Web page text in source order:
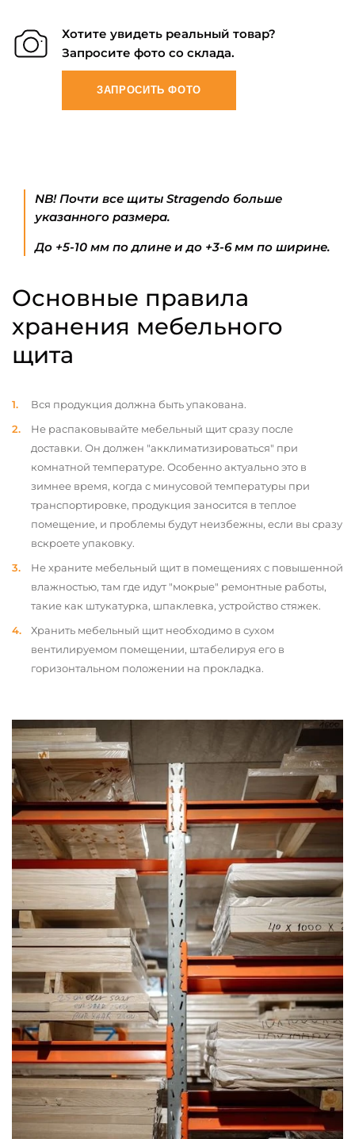
Хотите увидеть реальный товар?
Запросите фото со склада.
ЗАПРОСИТЬ ФОТО
NB! Почти все щиты Stragendo больше
указанного размера.
До +5-10 мм по длине и до +3-6 мм по ширине.
Основные правила
хранения мебельного
щита
Вся продукция должна быть упакована.
Не распаковывайте мебельный щит сразу после
доставки. Он должен "акклиматизироваться" при
комнатной температуре. Особенно актуально это в
зимнее время, когда с минусовой температуры при
транспортировке, продукция заносится в теплое
помещение, и проблемы будут неизбежны, если вы сразу
вскроете упаковку.
Не храните мебельный щит в помещениях с повышенной
влажностью, там где идут "мокрые" ремонтные работы,
такие как штукатурка, шпаклевка, устройство стяжек.
Хранить мебельный щит необходимо в сухом
вентилируемом помещении, штабелируя его в
горизонтальном положении на прокладка.